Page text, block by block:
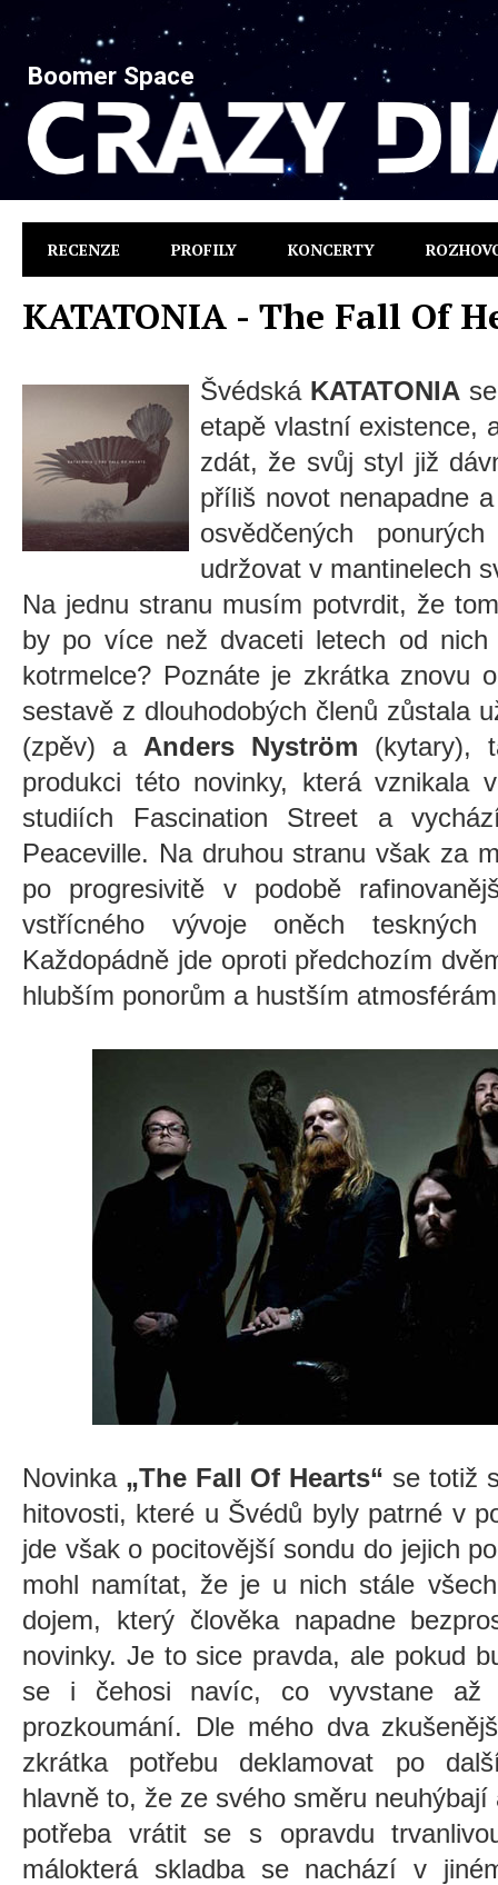
Boomer Space
RECENZE PROFILY KONCERTY
KATATONIA - The Fall Of
Švédská KATATONIA
etapě vlastní existence,
zdát, že svůj styl již
příliš novot nenapadne
osvědčených
udržovat v mantinelech
Na jednu stranu musím potvrdit, že
by po více než dvaceti letech od
kotrmelce? Poznáte je zkrátka znovu
sestavě z dlouhodobých členů zůstala
(zpěv) a Anders Nyström (kytary),
produkci této novinky, která vznikala
studiích Fascination Street a
Peaceville. Na druhou stranu však za
po progresivitě v podobě
vstřícného vývoje oněch
Každopádně jde oproti předchozím
hlubším ponorům a hustším
Novinka „The Fall Of Hearts“ se totiž
hitovosti, které u Švédů byly patrné v
jde však o pocitovější sondu do jejich
mohl namítat, že je u nich stále
dojem, který člověka napadne
novinky. Je to sice pravda, ale pokud
se i čehosi navíc, co vyvstane až
prozkoumání. Dle mého dva
zkrátka potřebu deklamovat po
hlavně to, že ze svého směru
potřeba vrátit se s opravdu
málokterá skladba se nachází v